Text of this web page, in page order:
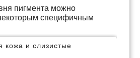
пигмента можно
специфичным
кожа и слизистые